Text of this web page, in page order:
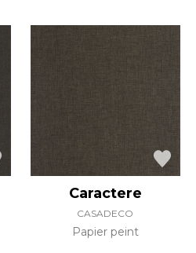
Caractere
CASADECO
Papier peint